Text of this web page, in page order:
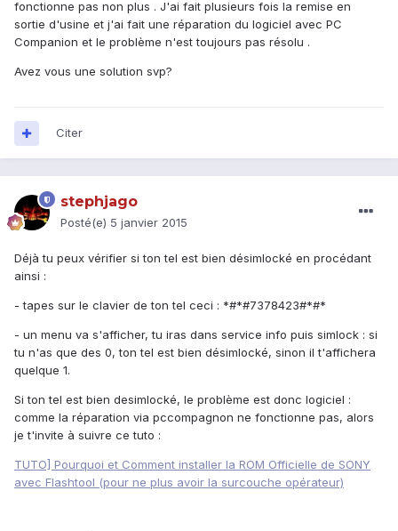
fonctionne pas non plus . J'ai fait plusieurs fois la remise en
sortie d'usine et j'ai fait une réparation du logiciel avec PC
Companion et le problème n'est toujours pas résolu .
Avez vous une solution svp?
Citer
stephjago
Posté(e) 5 janvier 2015
Déjà tu peux vérifier si ton tel est bien désimlocké en procédant
ainsi :
- tapes sur le clavier de ton tel ceci : *#*#7378423#*#*
- un menu va s'afficher, tu iras dans service info puis simlock : si
tu n'as que des 0, ton tel est bien désimlocké, sinon il t'affichera
quelque 1.
Si ton tel est bien desimlocké, le problème est donc logiciel :
comme la réparation via pccompagnon ne fonctionne pas, alors
je t'invite à suivre ce tuto :
TUTO] Pourquoi et Comment installer la ROM Officielle de SONY
avec Flashtool (pour ne plus avoir la surcouche opérateur)